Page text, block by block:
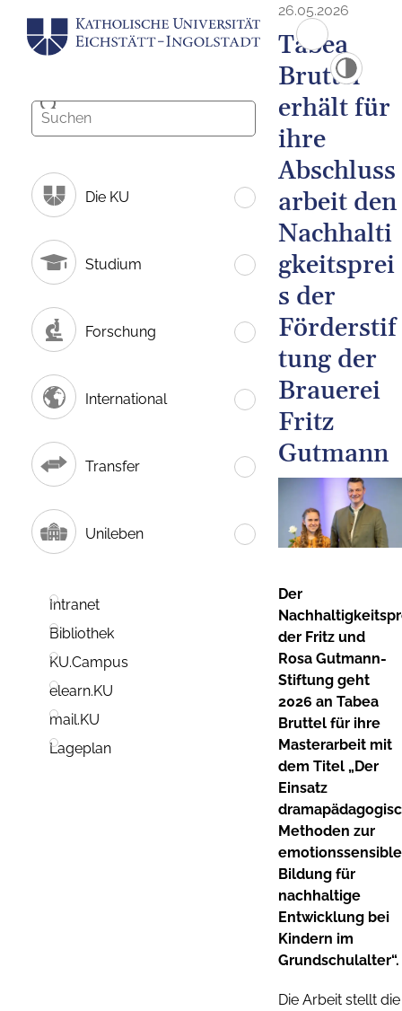
Die KU
Studium
Forschung
International
Transfer
Unileben
Intranet
Bibliothek
KU.Campus
elearn.KU
mail.KU
Lageplan
26.05.2026
Tabea
Bruttel
erhält für
ihre
Abschluss
arbeit den
Nachhalti
gkeitsprei
s der
Förderstif
tung der
Brauerei
Fritz
Gutmann
Der
der Fritz und
Rosa Gutmann-
Stiftung geht
2026 an Tabea
Bruttel für ihre
Masterarbeit mit
dem Titel „Der
Einsatz
Methoden zur
Bildung für
nachhaltige
Entwicklung bei
Kindern im
Grundschulalter“.
Die Arbeit stellt die